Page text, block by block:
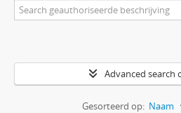
Advanced search
Gesorteerd op: Naam